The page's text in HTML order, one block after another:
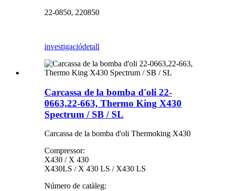
22-0850, 220850
investigaciódetall
Carcassa de la bomba d'oli 22-
0663,22-663, Thermo King X430
Spectrum / SB / SL
Carcassa de la bomba d'oli Thermoking X430
Compressor:
X430 / X 430
X430LS / X 430 LS / X430 LS
Número de catàleg: